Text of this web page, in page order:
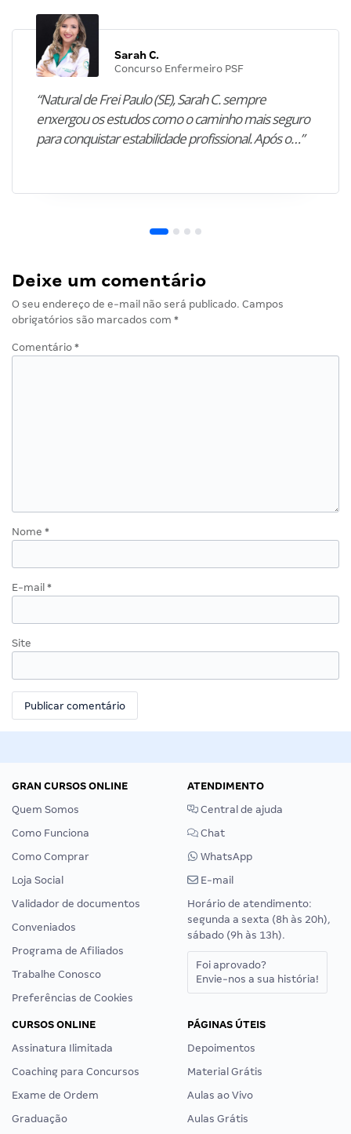
Sarah C.
Concurso Enfermeiro PSF
“Natural de Frei Paulo (SE), Sarah C. sempre
enxergou os estudos como o caminho mais seguro
para conquistar estabilidade profissional. Após o…”
Deixe um comentário
O seu endereço de e-mail não será publicado. Campos
obrigatórios são marcados com *
Comentário *
Nome *
E-mail *
Site
GRAN CURSOS ONLINE
Quem Somos
Como Funciona
Como Comprar
Loja Social
Validador de documentos
Conveniados
Programa de Afiliados
Trabalhe Conosco
Preferências de Cookies
ATENDIMENTO
Central de ajuda
Chat
WhatsApp
E-mail
Horário de atendimento:
segunda a sexta (8h às 20h),
sábado (9h às 13h).
Foi aprovado?
Envie-nos a sua história!
CURSOS ONLINE
Assinatura Ilimitada
Coaching para Concursos
Exame de Ordem
Graduação
PÁGINAS ÚTEIS
Depoimentos
Material Grátis
Aulas ao Vivo
Aulas Grátis